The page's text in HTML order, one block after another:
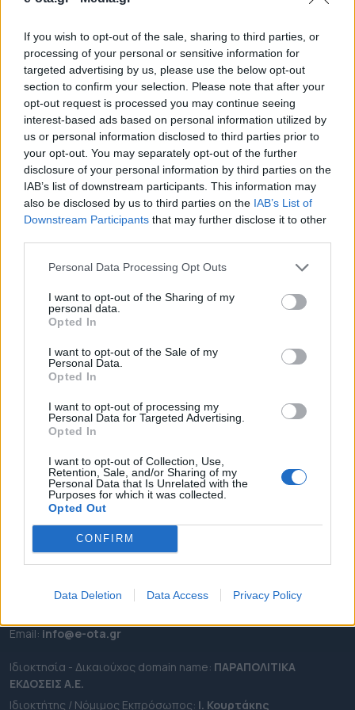
If you wish to opt-out of the sale, sharing to third parties, or
processing of your personal or sensitive information for
targeted advertising by us, please use the below opt-out
section to confirm your selection. Please note that after your
opt-out request is processed you may continue seeing
interest-based ads based on personal information utilized by
us or personal information disclosed to third parties prior to
your opt-out. You may separately opt-out of the further
disclosure of your personal information by third parties on the
IAB’s list of downstream participants. This information may
also be disclosed by us to third parties on the IAB’s List of
Downstream Participants that may further disclose it to other
Personal Data Processing Opt Outs
I want to opt-out of the Sharing of my
personal data.
Opted In
I want to opt-out of the Sale of my
Personal Data.
Opted In
I want to opt-out of processing my
Personal Data for Targeted Advertising.
Opted In
I want to opt-out of Collection, Use,
Retention, Sale, and/or Sharing of my
Personal Data that Is Unrelated with the
Purposes for which it was collected.
Opted Out
CONFIRM
Data Deletion Data Access Privacy Policy
Ο Δήμος Αμυνταίου προχώρησε σε σημαντική
αναδιάρθρωση του πρασίνου στην πόλη,
βελτιώνοντας την αισθητική εικόνα και ενισχύοντας
τη βιώσιμη διαχείριση του νερού. Μεταξύ άλλων,
τοποθετήθηκαν αυτόματα ποτίσματα σε καίριους
χώρους, όπως: ✅️ στη Δημοτική Βιβλιοθήκη, ✅️ στο
Αμφιθέατρο, ✅️ στην Πλατεία Αγοράς, ενώ
αντίστοιχες παρεμβάσεις πραγματοποιήθηκαν και
σε άλλα σημεία του Δήμου. Με την παρέμβαση […]
19.09.2025 - 14.19
ΡΟΗ ΕΙΔΗΣΕΩΝ
ΕΠΙΚΑΙΡΟΤΗΤΑ
ΠΕΡΙΦΕΡΕΙΕΣ
OTA LEAKS
ΣΥΝΕΝΤΕΥΞΕΙΣ
ΑΠΟΨΕΙΣ
ΠΡΟΣΛΗΨΕΙΣ
e-ota.gr | Ταυτότητα
Καλλιθέα Αττικής
Εmail: info@e-ota.gr
Ιδιοκτησία - Δικαιούχος domain name: ΠΑΡΑΠΟΛΙΤΙΚΑ
ΕΚΔΟΣΕΙΣ A.E.
Ιδιοκτήτης / Νόμιμος Εκπρόσωπος: Ι. Κουρτάκης